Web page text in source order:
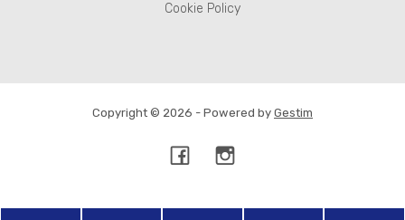
Cookie Policy
Copyright © 2026 - Powered by Gestim